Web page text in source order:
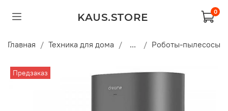
KAUS.STORE 0
Главная Техника для дома ... Роботы-пылесосы
Предзаказ